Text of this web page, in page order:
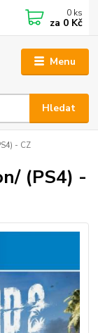
Menu
Hledat
0 ks
za 0 Kč
- CZ
(PS4) -